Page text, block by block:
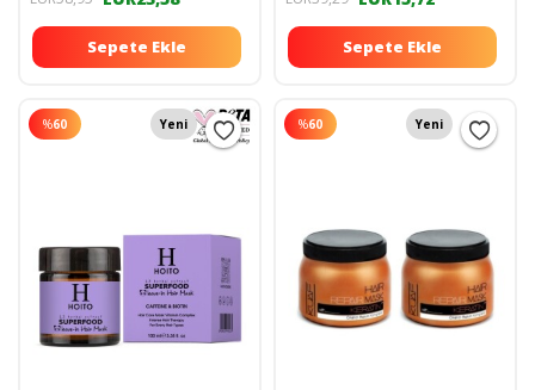
Sepete Ekle Sepete Ekle
%60 Yeni %60 Yeni